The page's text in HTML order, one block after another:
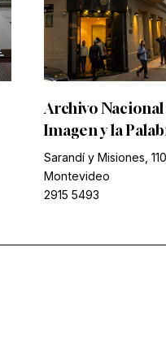
Archivo Nacional
Imagen y la
Sarandí y Misiones,
Montevideo
2915 5493